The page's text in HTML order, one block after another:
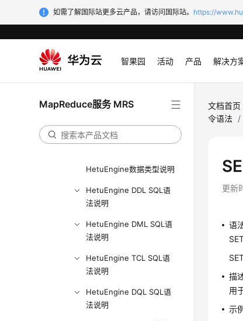
如需了解国际站更多云产品，请访问国际站。 https://
智果园 活动 产品 解决方
MapReduce服务 MRS
能
HetuEngine常见SQL语法说
HetuEngine数据类型说明
HetuEngine DDL SQL语
法说明
HetuEngine DML SQL语
法说明
HetuEngine TCL SQL语
法说明
HetuEngine DQL SQL语
法说明
文档首页
令语法 /
更新
语
描
用
示